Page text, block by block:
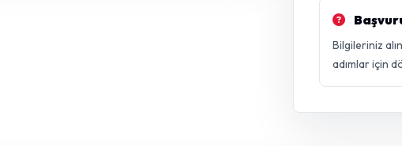
Bilgileriniz
adımlar için